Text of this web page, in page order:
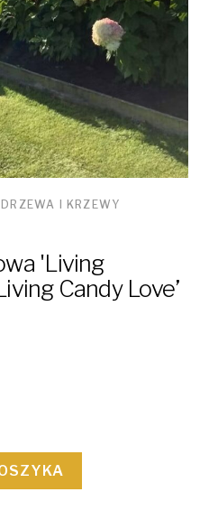
DRZEWA I KRZEWY
'Living
Candy Love’